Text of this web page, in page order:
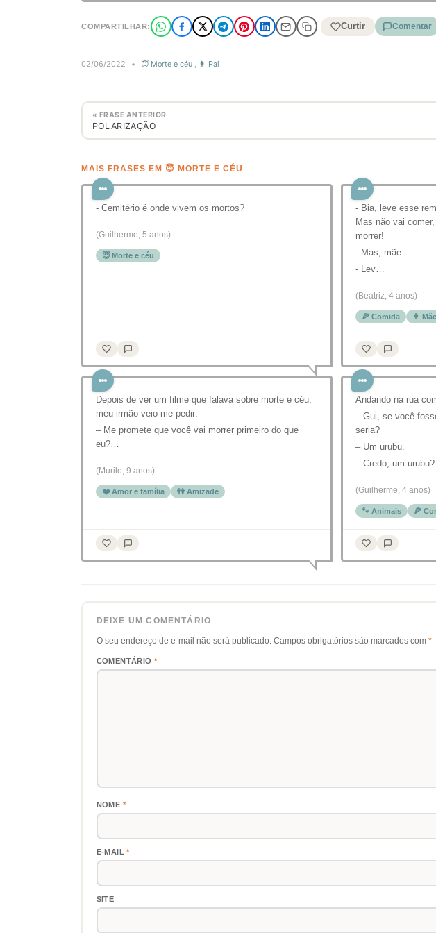
COMPARTILHAR: Curtir Comentar
02/06/2022 • 😇 Morte e céu , 👨 Pai
« FRASE ANTERIOR
POLARIZAÇÃO
MAIS FRASES EM 😇 MORTE E CÉU
- Cemitério é onde vivem os mortos?
(Guilherme, 5 anos)
😇 Morte e céu
- Bia, leve esse
Mas não vai
morrer!
- Mas, mãe...
- Lev…
(Beatriz, 4 anos)
🍕 Comida 👩 Mãe
Depois de ver um filme que falava sobre morte e céu,
meu irmão veio me pedir:
– Me promete que você vai morrer primeiro do que
eu?…
(Murilo, 9 anos)
❤️ Amor e família 👫 Amizade
Andando na rua
– Gui, se você
seria?
– Um urubu.
– Credo, um
(Guilherme, 4 anos)
🐾 Animais 🍕
DEIXE UM COMENTÁRIO
O seu endereço de e-mail não será publicado. Campos obrigatórios são marcados com *
COMENTÁRIO *
NOME *
E-MAIL*
SITE